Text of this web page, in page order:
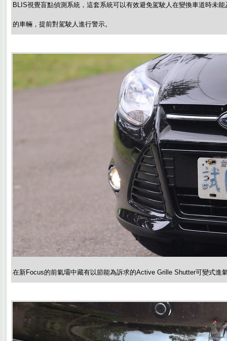
BLIS視覺盲點偵測系統，這套系統可以有效避免駕駛人在變換車道時未
的車輛，提前對駕駛人進行警示。
在新Focus的前氣壩中藏有以節能為訴求的Active Grille Shutter可變式進